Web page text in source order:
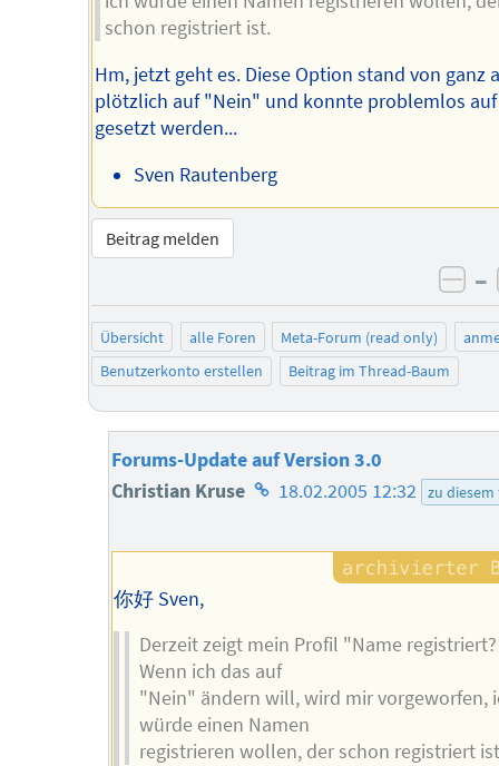
schon registriert ist.
Hm, jetzt geht es. Diese Option stand von ganz
plötzlich auf "Nein" und konnte problemlos
gesetzt werden...
Sven Rautenberg
Beitrag melden
–
Übersicht alle Foren Meta-Forum (read only)
Benutzerkonto erstellen
Beitrag im Thread-Baum
Forums-Update auf Version 3.0
Christian Kruse Homepage
Autors
18.02.2005 12:32 zu
你好 Sven,
Derzeit zeigt mein Profil "Name
Wenn ich das auf
"Nein" ändern will, wird mir vorgeworfen,
würde einen Namen
registrieren wollen, der schon registriert